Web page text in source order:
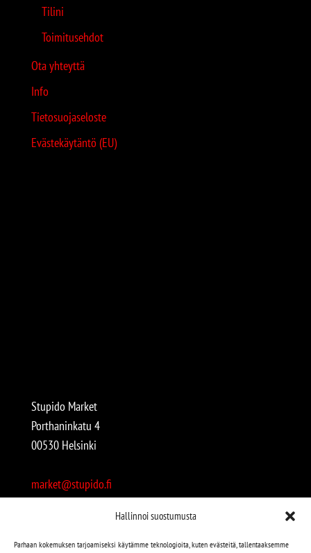
Hallinnoi suostumusta
Parhaan kokemuksen tarjoamiseksi käytämme teknologioita, kuten evästeitä, tallentaaksemme
Tilini
Toimitusehdot
Ota yhteyttä
Info
Tietosuojaseloste
Evästekäytäntö (EU)
Stupido Market
Porthaninkatu 4
00530 Helsinki
market@stupido.fi
Avoinna: